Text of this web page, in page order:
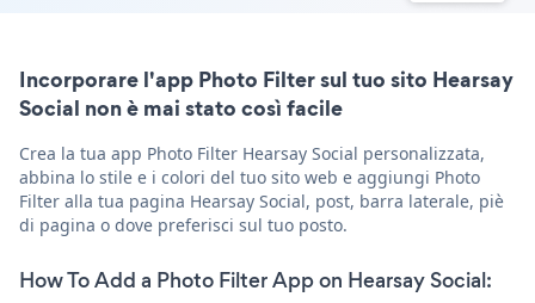
Incorporare l'app Photo Filter sul tuo sito Hearsay
Social non è mai stato così facile
Crea la tua app Photo Filter Hearsay Social personalizzata,
abbina lo stile e i colori del tuo sito web e aggiungi Photo
Filter alla tua pagina Hearsay Social, post, barra laterale, piè
di pagina o dove preferisci sul tuo posto.
How To Add a Photo Filter App on Hearsay Social: